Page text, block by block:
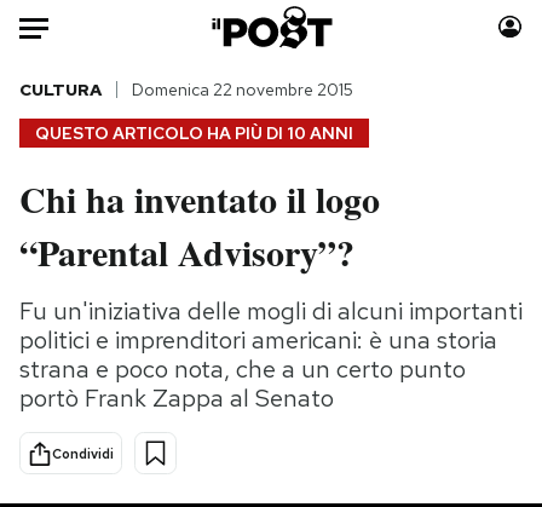
Auto
HOME
Italia
Politica
Tecnologia
Internet
Scienza
Cultura
Economia
Moda
Consumismi
Storie/Idee
Ok Boomer!
Media
Europa
QUESTO ARTICOLO HA PIÙ DI 10 ANNI
CULTURA Domenica 22 novembre 2015
Chi ha inventato il logo
“Parental Advisory”?
Fu un'iniziativa delle mogli di alcuni importanti
politici e imprenditori americani: è una storia
strana e poco nota, che a un certo punto
portò Frank Zappa al Senato
Condividi